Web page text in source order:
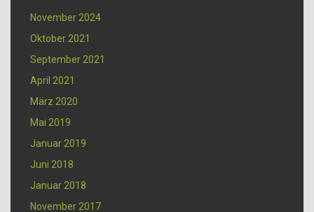
November 2024
Oktober 2021
September 2021
April 2021
März 2020
Mai 2019
Januar 2019
Juni 2018
Januar 2018
November 2017